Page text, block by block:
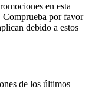
en esta
Comprueba por favor
debido a estos
de los últimos